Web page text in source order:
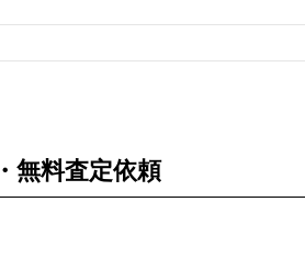
無料査定依頼